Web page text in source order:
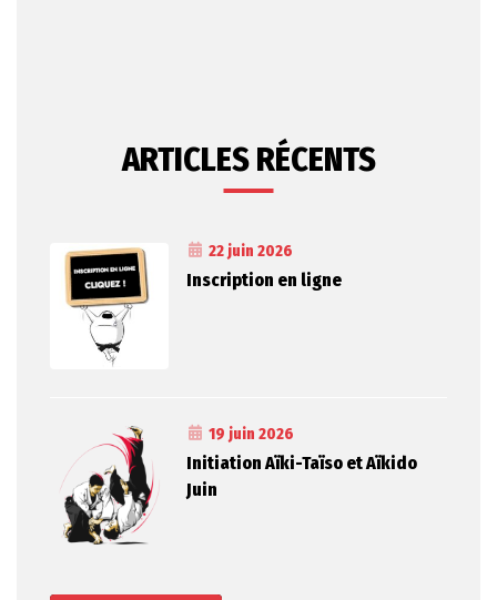
ARTICLES RÉCENTS
22 juin 2026
Inscription en ligne
19 juin 2026
Initiation Aïki-Taïso et Aïkido
Juin